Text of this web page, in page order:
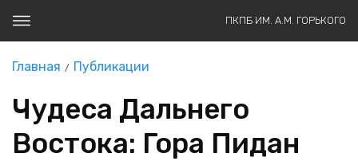
ПКПБ ИМ. А.М. ГОРЬКОГО
Главная Публикации
Чудеса Дальнего
Востока: Гора Пидан